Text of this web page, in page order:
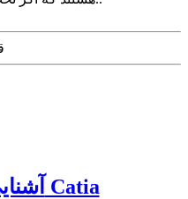
آشنایی با نرم افزار Catia